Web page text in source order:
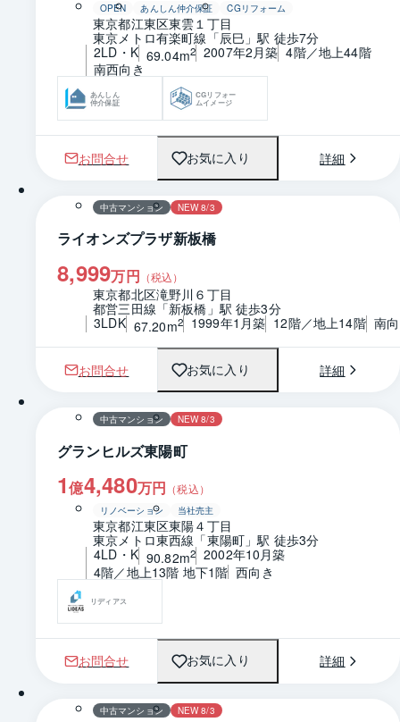
OPEN あんしん仲介保証 CGリフォーム
東京都江東区東雲１丁目
東京メトロ有楽町線「辰巳」駅 徒歩7分
2LD・K 69.04m2 2007年2月築 4階／地上44階
南西向き
あんしん
仲介保証
CGリフォー
ムイメージ
お問合せ お気に入り 詳細
1 / 0 間取り
中古マンション NEW 8/3
ライオンズプラザ新板橋
8,999万円 （税込）
東京都北区滝野川６丁目
都営三田線「新板橋」駅 徒歩3分
3LDK 67.20m2 1999年1月築 12階／地上14階 南
お問合せ お気に入り 詳細
1 / 0 間取り
中古マンション NEW 8/3
グランヒルズ東陽町
1億4,480万円 （税込）
リノベーション 当社売主
東京都江東区東陽４丁目
東京メトロ東西線「東陽町」駅 徒歩3分
4LD・K 90.82m2 2002年10月築
4階／地上13階 地下1階 西向き
リディアス
お問合せ お気に入り 詳細
1 / 0 間取り
中古マンション NEW 8/3